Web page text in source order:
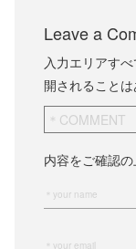
Leave a
入力エリアす
開されることは
内容をご確認の